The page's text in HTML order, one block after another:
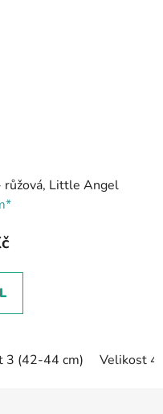
Little Angel
3 (42-44 cm) Velikost 4